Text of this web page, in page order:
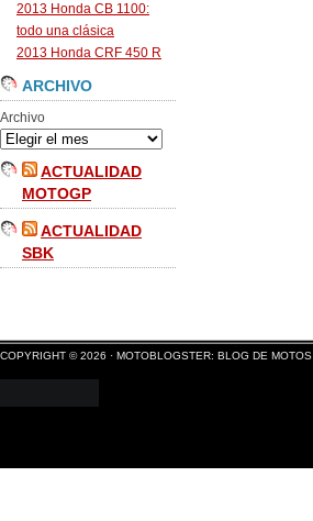
2013 Honda CB 1100:
todo una clásica
2013 Honda CRF 450 R
ARCHIVO
Archivo
ACTUALIDAD
MOTOGP
ACTUALIDAD
SBK
COPYRIGHT © 2026 · MOTOBLOGSTER: BLOG DE MOTOS